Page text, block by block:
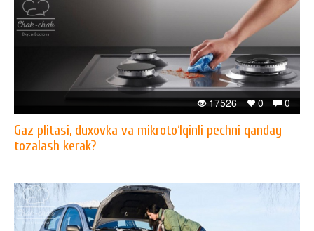
0
0
17526
Gaz plitasi, duxovka va mikroto‘lqinli pechni qanday
tozalash kerak?